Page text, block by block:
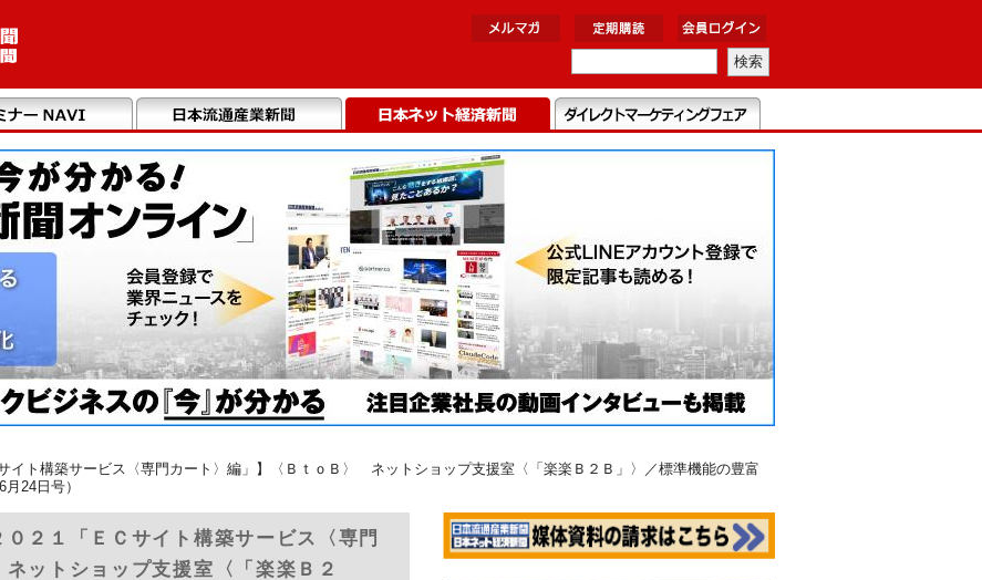
イト構築サービス〈専門カート〉編」】〈ＢｔｏＢ〉 ネットショップ支援室〈「楽楽Ｂ２Ｂ」〉／標準機能の豊富
24日号）
０２１「ＥＣサイト構築サービス〈専門
ットショップ支援室〈「楽楽Ｂ２